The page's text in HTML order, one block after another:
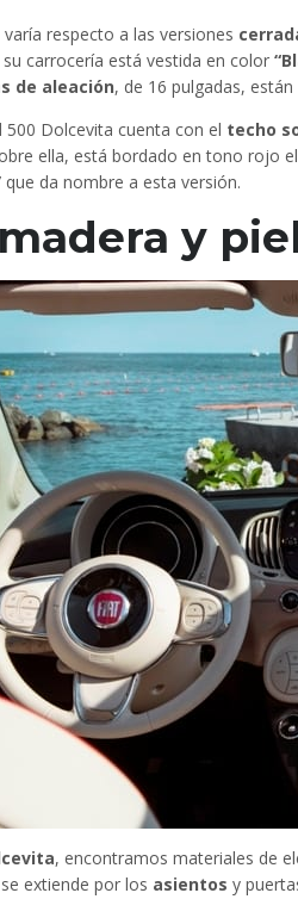
respecto a las versiones
carrocería está vestida en color
de aleación, de 16 pulgadas,
500 Dolcevita cuenta con el techo
ella, está bordado en tono rojo
que da nombre a esta versión.
y
, encontramos materiales de
extiende por los asientos y